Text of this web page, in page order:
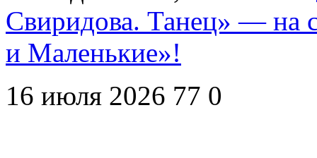
Свиридова. Танец» — на
и Маленькие»!
16 июля 2026 77 0